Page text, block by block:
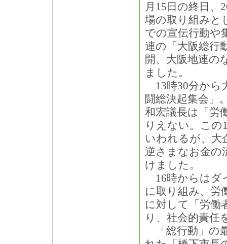
月15日の終日、
場の取り組みと
での宣伝行動や
連の「大阪総行
開、大阪地連の
ました。
13時30分から
闘総決起集会」
和宏議長は「労
りえない。この
いわれるが、大
逆さまなお金の
けました。
16時からはダ
に取り組み、労
に対して「労働
り、社会的責任
「総行動」の